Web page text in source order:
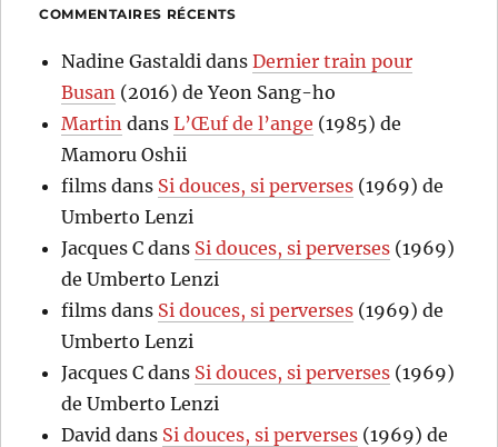
COMMENTAIRES RÉCENTS
Nadine Gastaldi dansDernier train pour
Busan (2016) de Yeon Sang-ho
Martin dansL’Œuf de l’ange (1985) de
Mamoru Oshii
films dans Si douces, si perverses (1969) de
Umberto Lenzi
Jacques C dans Si douces, si perverses (1969)
de Umberto Lenzi
films dans Si douces, si perverses (1969) de
Umberto Lenzi
Jacques C dans Si douces, si perverses (1969)
de Umberto Lenzi
David dans Si douces, si perverses (1969) de